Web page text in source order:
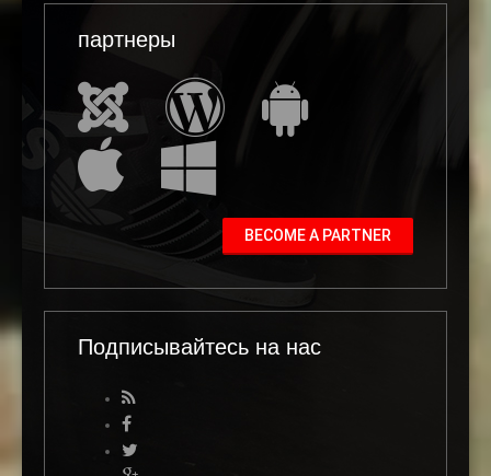
партнеры
BECOME A PARTNER
Подписывайтесь на нас